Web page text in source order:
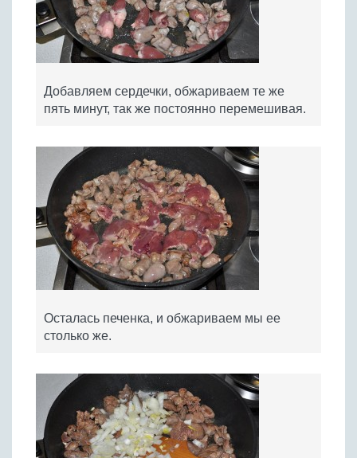
Добавляем сердечки, обжариваем те же
пять минут, так же постоянно перемешивая.
Осталась печенка, и обжариваем мы ее
столько же.